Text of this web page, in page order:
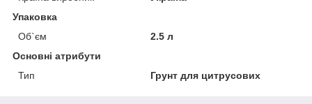
Упаковка
Об`єм
2.5 л
Основні атрибути
Тип
Грунт для цитрусових